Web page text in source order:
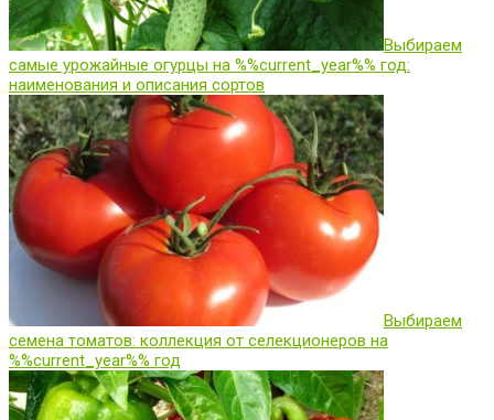
Выбираем
самые урожайные огурцы на %%current_year%% год:
наименования и описания сортов
Выбираем
семена томатов: коллекция от селекционеров на
%%current_year%% год